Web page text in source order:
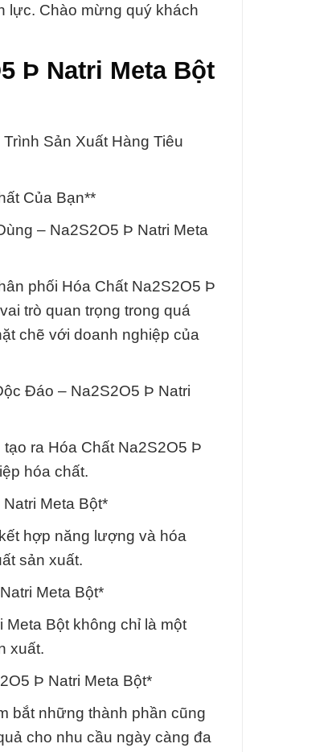
lực. Chào mừng quý khách
Þ Natri Meta Bột
Sản Xuất Hàng Tiêu
Của Bạn**
– Na2S2O5 Þ Natri Meta
phối Hóa Chất Na2S2O5 Þ
trò quan trọng trong quá
chẽ với doanh nghiệp của
Đáo – Na2S2O5 Þ Natri
ra Hóa Chất Na2S2O5 Þ
hóa chất.
Meta Bột*
hợp năng lượng và hóa
sản xuất.
Meta Bột*
Bột không chỉ là một
xuất.
Þ Natri Meta Bột*
bắt những thành phần cũng
cho nhu cầu ngày càng đa